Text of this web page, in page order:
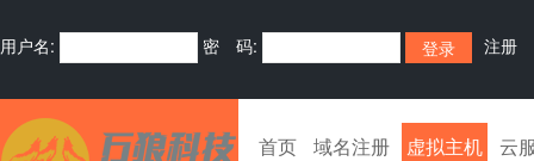
用户名: 密 码: 注册
首页 域名注册 虚拟主机 云